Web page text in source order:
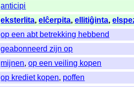
anticipi
eksterlita,elĉerpita,ellitiĝinta,
op een abt betrekking hebbend
geabonneerd zijn op
mijnen,op een veiling kopen
op krediet kopen, poffen